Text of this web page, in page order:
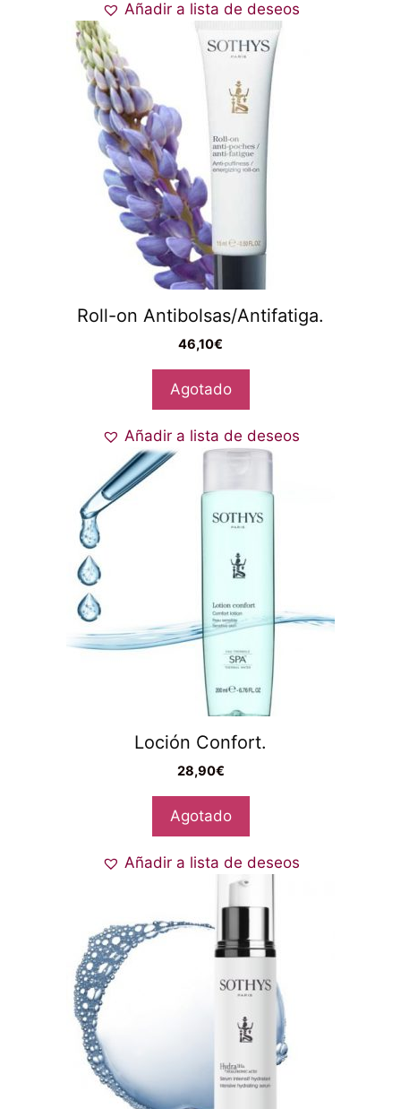
Añadir a lista de deseos
Roll-on Antibolsas/Antifatiga.
46,10€
Agotado
Añadir a lista de deseos
Loción Confort.
28,90€
Agotado
Añadir a lista de deseos